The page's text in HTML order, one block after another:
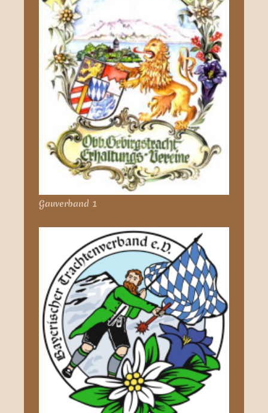
Gauverband 1